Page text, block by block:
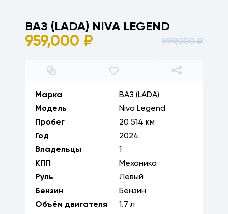
ВАЗ (LADA) NIVA LEGEND
959,000 ₽ 999,000₽
Марка
ВАЗ (LADA)
Модель
Niva Legend
Пробег
20 514 км
Год
2024
Владельцы
1
КПП
Механика
Руль
Левый
Бензин
Бензин
Объём двигателя
1.7 л